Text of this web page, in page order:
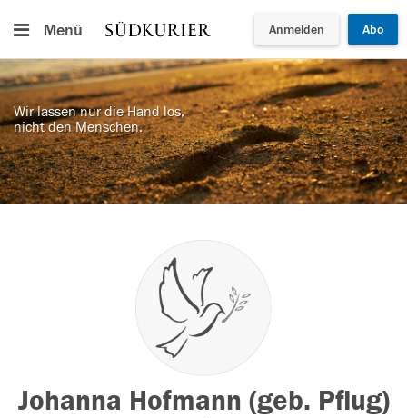
Menü Anmelden Abo
Wir lassen nur die Hand los,
nicht den Menschen.
Johanna Hofmann (geb. Pflug)